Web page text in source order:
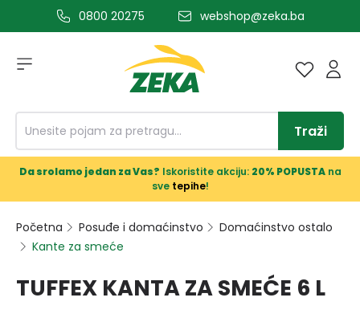
glavni sadržaj0800 20275 webshop@zeka.ba
Traži
Da srolamo jedan za Vas? Iskoristite akciju: 20% POPUSTAna
sve tepihe!
Početna Posuđe i domaćinstvo
Domaćinstvo ostalo
Kante za smeće
TUFFEX KANTA ZA SMEĆE 6 L